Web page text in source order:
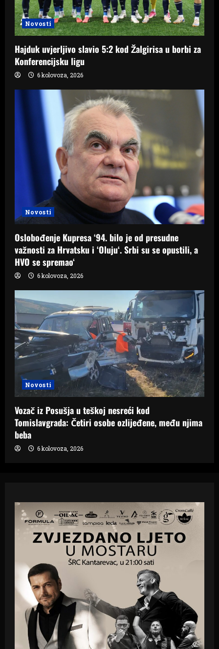
Novosti
Hajduk uvjerljivo slavio 5:2 kod Žalgirisa u borbi za
Konferencijsku ligu
6 kolovoza, 2026
Novosti
Oslobođenje Kupresa ‘94. bilo je od presudne
važnosti za Hrvatsku i ‘Oluju‘. Srbi su se opustili, a
HVO se spremao‘
6 kolovoza, 2026
Novosti
Vozač iz Posušja u teškoj nesreći kod
Tomislavgrada: Četiri osobe ozlijeđene, među njima
beba
6 kolovoza, 2026